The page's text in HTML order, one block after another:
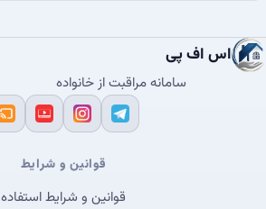
اس اف پی
سامانه مراقبت از خانواده
قوانین و شرایط
قوانین و شرایط استفاده